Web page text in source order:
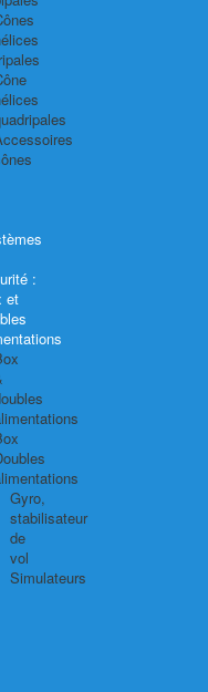
:
et
Gyro,
stabilisateur
de
vol
Simulateurs